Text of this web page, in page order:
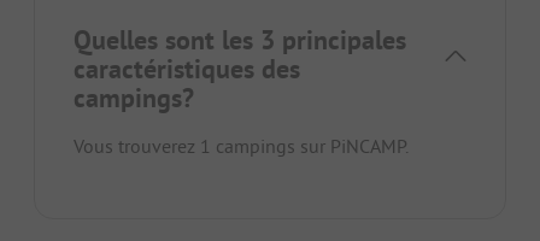
Quelles sont les 3 principales
caractéristiques des
campings?
Vous trouverez 1 campings sur PiNCAMP.